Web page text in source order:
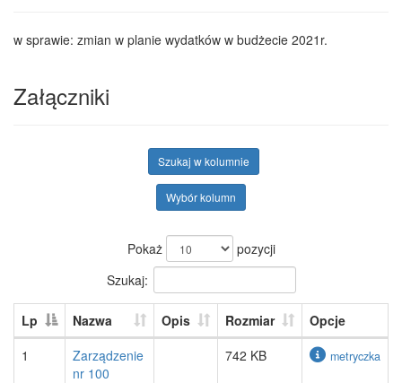
w sprawie: zmian w planie wydatków w budżecie 2021r.
Załączniki
Szukaj w kolumnie
Wybór kolumn
Pokaż
pozycji
Szukaj:
Lp Nazwa Opis Rozmiar
Opcje
1
Zarządzenie
nr 100
742 KB metryczka